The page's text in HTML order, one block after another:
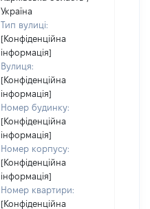
Україна
Тип вулиці:
[Конфіденційна
інформація]
Вулиця:
[Конфіденційна
інформація]
Номер будинку:
[Конфіденційна
інформація]
Номер корпусу:
[Конфіденційна
інформація]
Номер квартири:
[Конфіденційна